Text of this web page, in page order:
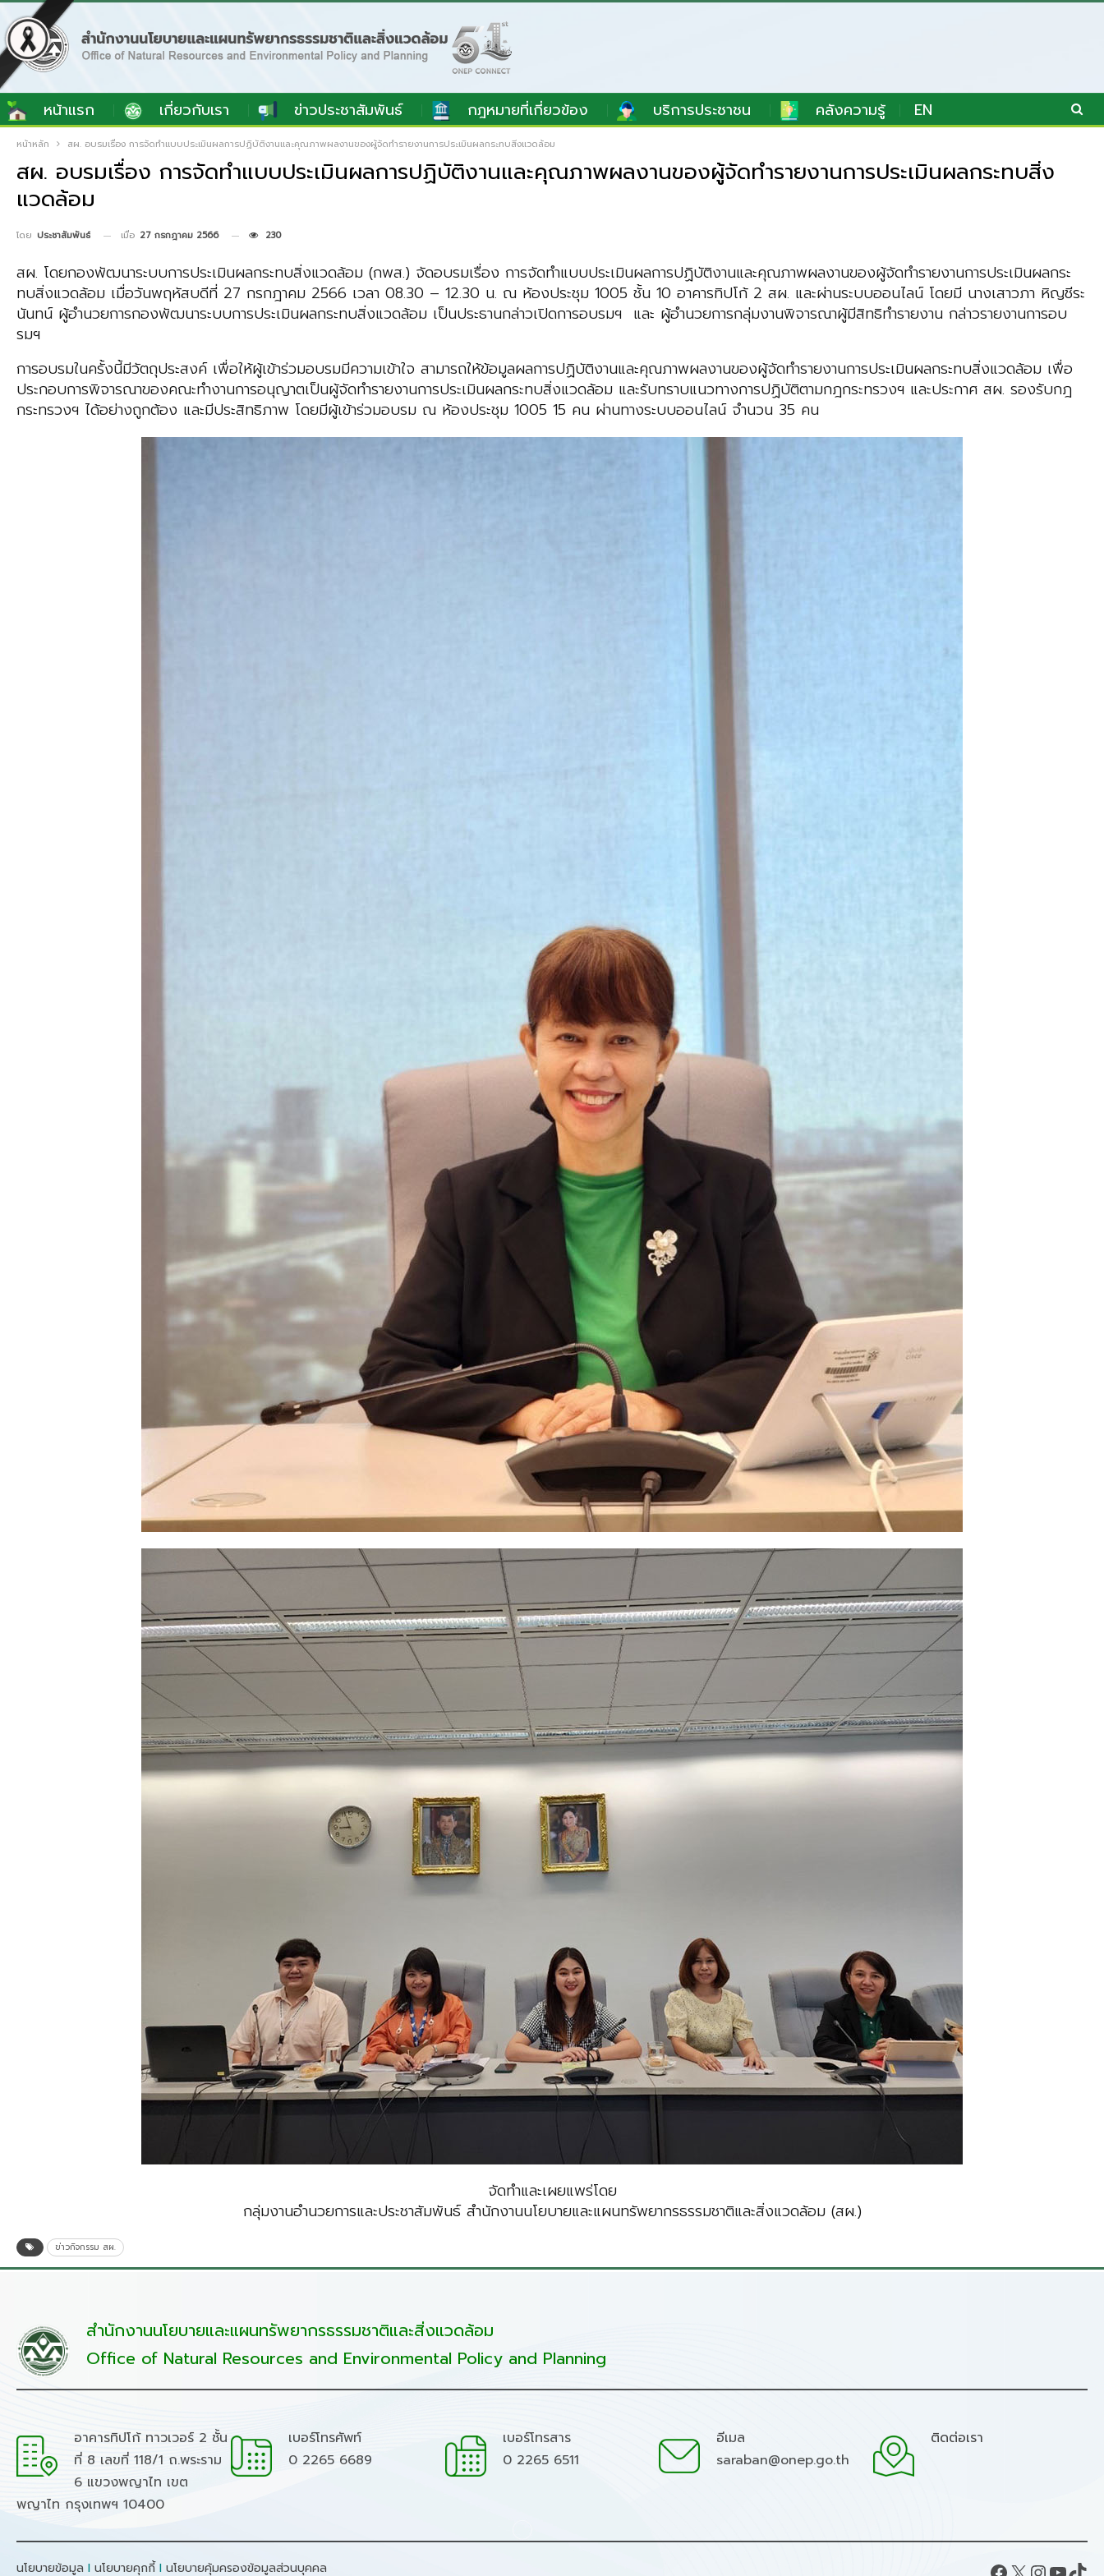
หน้าแรก เกี่ยวกับเรา ข่าวประชาสัมพันธ์ กฎหมายที่เกี่ยวข้อง บริการประชาชน คลังความรู้ EN
หน้าหลัก สผ. อบรมเรื่อง การจัดทำแบบประเมินผลการปฏิบัติงานและคุณภาพผลงานของผู้จัดทำรายงานการประเมินผลกระทบสิ่งแวดล้อม
สผ. อบรมเรื่อง การจัดทำแบบประเมินผลการปฏิบัติงานและคุณภาพผลงานของผู้จัดทำรายงานการประเมินผลกระทบสิ่ง
แวดล้อม
โดย ประชาสัมพันธ์ เมื่อ 27 กรกฎาคม 2566 230
สผ. โดยกองพัฒนาระบบการประเมินผลกระทบสิ่งแวดล้อม (กพส.) จัดอบรมเรื่อง การจัดทำแบบประเมินผลการปฏิบัติงานและคุณภาพผลงานของผู้จัดทำรายงานการประเมินผลกระ
ทบสิ่งแวดล้อม เมื่อวันพฤหัสบดีที่ 27 กรกฎาคม 2566 เวลา 08.30 – 12.30 น. ณ ห้องประชุม 1005 ชั้น 10 อาคารทิปโก้ 2 สผ. และผ่านระบบออนไลน์ โดยมี นางเสาวภา หิญชีระ
นันทน์ ผู้อำนวยการกองพัฒนาระบบการประเมินผลกระทบสิ่งแวดล้อม เป็นประธานกล่าวเปิดการอบรมฯ และ ผู้อำนวยการกลุ่มงานพิจารณาผู้มีสิทธิทำรายงาน กล่าวรายงานการอบ
รมฯ
​การอบรมในครั้งนี้มีวัตถุประสงค์ เพื่อให้ผู้เข้าร่วมอบรมมีความเข้าใจ สามารถให้ข้อมูลผลการปฏิบัติงานและคุณภาพผลงานของผู้จัดทำรายงานการประเมินผลกระทบสิ่งแวดล้อม เพื่อ
ประกอบการพิจารณาของคณะทำงานการอนุญาตเป็นผู้จัดทำรายงานการประเมินผลกระทบสิ่งแวดล้อม และรับทราบแนวทางการปฏิบัติตามกฎกระทรวงฯ และประกาศ สผ. รองรับกฎ
กระทรวงฯ ได้อย่างถูกต้อง และมีประสิทธิภาพ โดยมีผู้เข้าร่วมอบรม ณ ห้องประชุม 1005 15 คน ผ่านทางระบบออนไลน์ จำนวน 35 คน
จัดทำและเผยแพร่โดย
กลุ่มงานอำนวยการและประชาสัมพันธ์ สำนักงานนโยบายและแผนทรัพยากรธรรมชาติและสิ่งแวดล้อม (สผ.)
ข่าวกิจกรรม สผ.
สำนักงานนโยบายและแผนทรัพยากรธรรมชาติและสิ่งแวดล้อม
Office of Natural Resources and Environmental Policy and Planning
อาคารทิปโก้ ทาวเวอร์ 2 ชั้น
ที่ 8 เลขที่ 118/1 ถ.พระราม
6 แขวงพญาไท เขต
พญาไท กรุงเทพฯ 10400
เบอร์โทรศัพท์
0 2265 6689
เบอร์โทรสาร
0 2265 6511
อีเมล
saraban@onep.go.th
ติดต่อเรา
นโยบายข้อมูล I นโยบายคุกกี้ I นโยบายคุ้มครองข้อมูลส่วนบุคคล